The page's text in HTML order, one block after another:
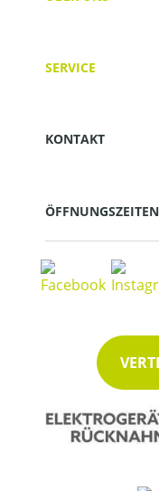
SERVICE
KONTAKT
ÖFFNUNGSZEITEN